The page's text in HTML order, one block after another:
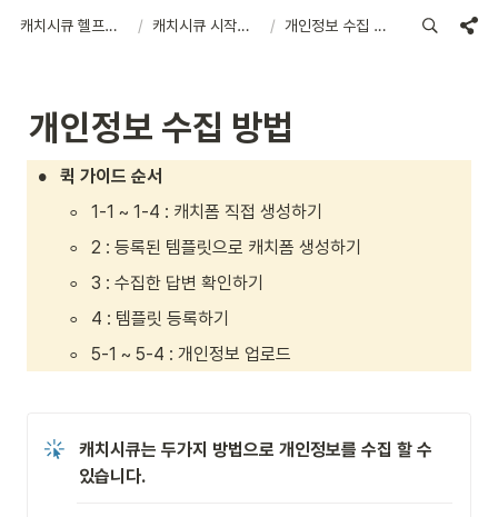
캐치시큐 헬프센터 / 캐치시큐 시작하기 / 개인정보 수집 방법
개인정보 수집 방법
• 퀵 가이드 순서
◦ 1-1 ~ 1-4 : 캐치폼 직접 생성하기
◦ 2 : 등록된 템플릿으로 캐치폼 생성하기
◦ 3 : 수집한 답변 확인하기
◦ 4 : 템플릿 등록하기
◦ 5-1 ~ 5-4 : 개인정보 업로드
캐치시큐는 두가지 방법으로 개인정보를 수집 할 수
있습니다.